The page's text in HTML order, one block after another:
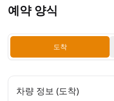
예약 양식
도착
차량 정보 (도착)